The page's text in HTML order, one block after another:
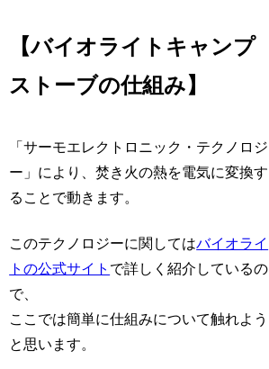
【バイオライトキャンプ
ストーブの仕組み】
「サーモエレクトロニック・テクノロジ
ー」により、焚き火の熱を電気に変換す
ることで動きます。
このテクノロジーに関してはバイオライ
トの公式サイト で詳しく紹介しているの
で、
ここでは簡単に仕組みについて触れよう
と思います。